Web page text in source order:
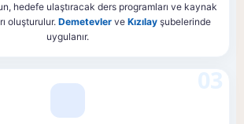
hedefe ulaştıracak ders programları ve kaynak
oluşturulur.Demetevlerve Kızılayşubelerinde
uygulanır.
03